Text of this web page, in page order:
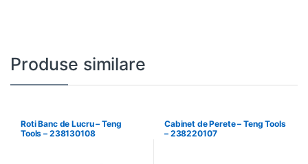
Produse similare
Roti Banc de Lucru – Teng
Tools – 238130108
Cabinet de Perete – Teng Tools
– 238220107